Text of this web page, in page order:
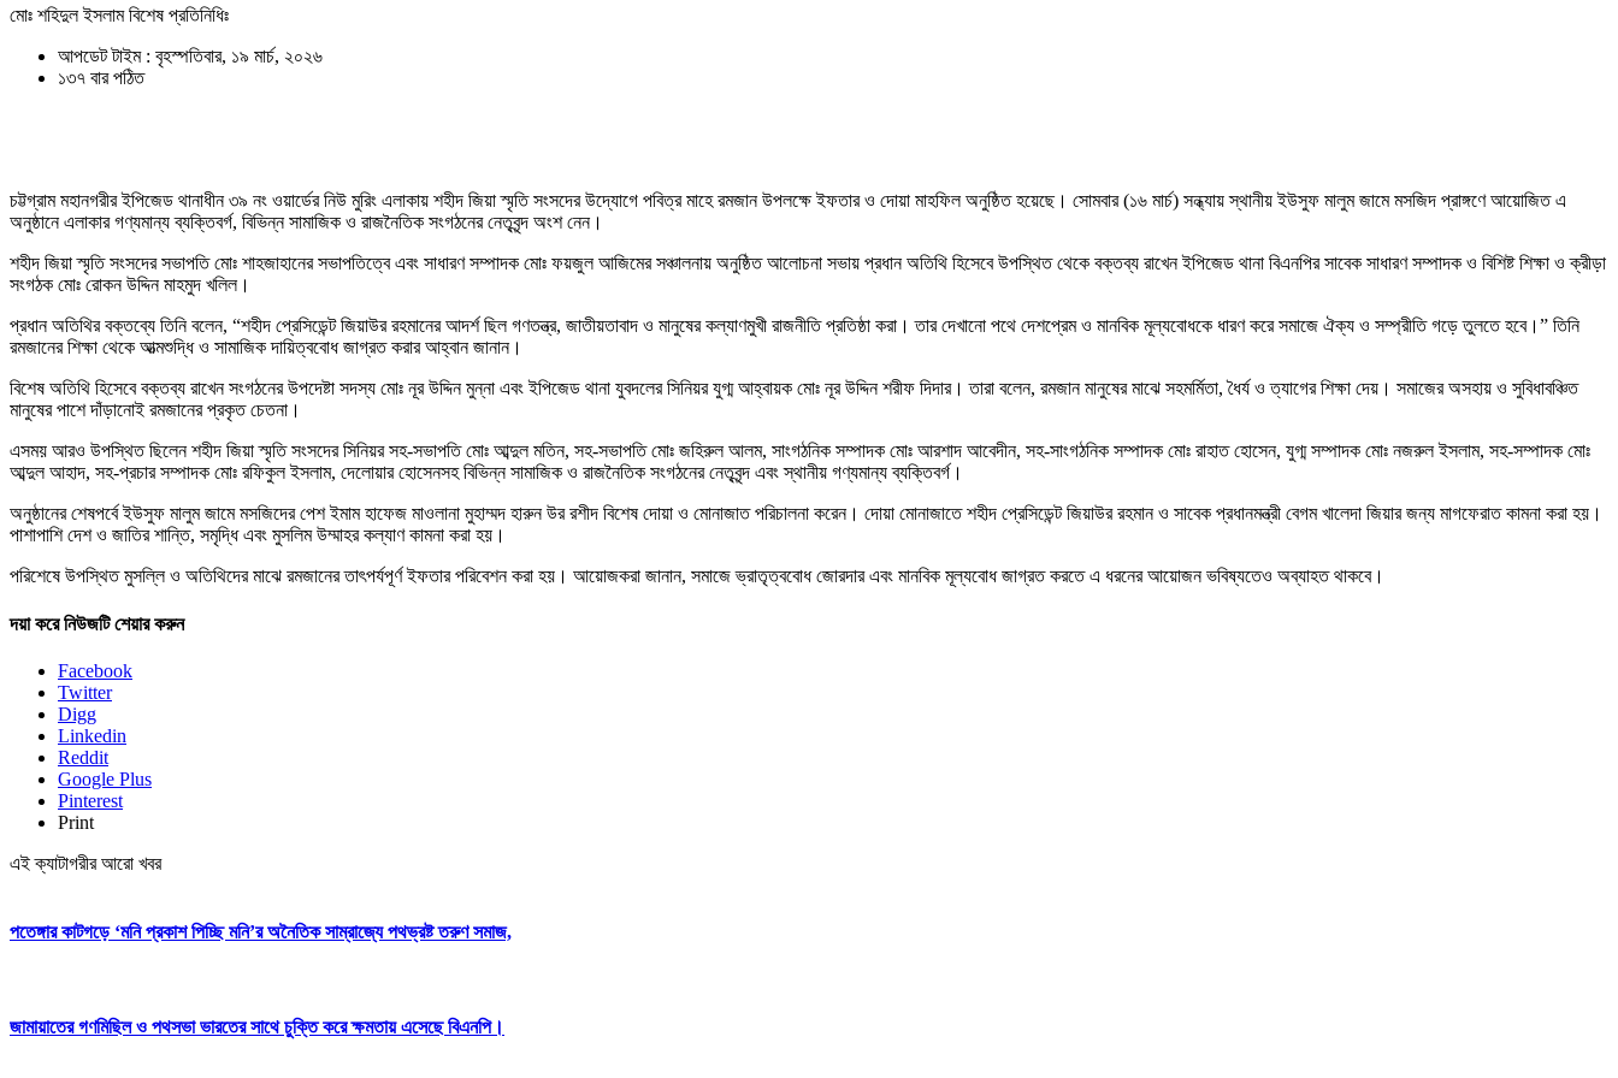
মোঃ শহিদুল ইসলাম বিশেষ প্রতিনিধিঃ
আপডেট টাইম : বৃহস্পতিবার, ১৯ মার্চ, ২০২৬
১৩৭ বার পঠিত
চট্টগ্রাম মহানগরীর ইপিজেড থানাধীন ৩৯ নং ওয়ার্ডের নিউ মুরিং এলাকায় শহীদ জিয়া স্মৃতি সংসদের উদ্যোগে পবিত্র মাহে রমজান উপলক্ষে ইফতার ও দোয়া মাহফিল অনুষ্ঠিত হয়েছে। সোমবার (১৬ মার্চ) সন্ধ্যায় স্থানীয় ইউসুফ মালুম জামে মসজিদ প্রাঙ্গণে আয়োজিত এ
অনুষ্ঠানে এলাকার গণ্যমান্য ব্যক্তিবর্গ, বিভিন্ন সামাজিক ও রাজনৈতিক সংগঠনের নেতৃবৃন্দ অংশ নেন।
শহীদ জিয়া স্মৃতি সংসদের সভাপতি মোঃ শাহজাহানের সভাপতিত্বে এবং সাধারণ সম্পাদক মোঃ ফয়জুল আজিমের সঞ্চালনায় অনুষ্ঠিত আলোচনা সভায় প্রধান অতিথি হিসেবে উপস্থিত থেকে বক্তব্য রাখেন ইপিজেড থানা বিএনপির সাবেক সাধারণ সম্পাদক ও বিশিষ্ট শিক্ষা ও ক্রীড়া
সংগঠক মোঃ রোকন উদ্দিন মাহমুদ খলিল।
প্রধান অতিথির বক্তব্যে তিনি বলেন, “শহীদ প্রেসিডেন্ট জিয়াউর রহমানের আদর্শ ছিল গণতন্ত্র, জাতীয়তাবাদ ও মানুষের কল্যাণমুখী রাজনীতি প্রতিষ্ঠা করা। তার দেখানো পথে দেশপ্রেম ও মানবিক মূল্যবোধকে ধারণ করে সমাজে ঐক্য ও সম্প্রীতি গড়ে তুলতে হবে।” তিনি
রমজানের শিক্ষা থেকে আত্মশুদ্ধি ও সামাজিক দায়িত্ববোধ জাগ্রত করার আহ্বান জানান।
বিশেষ অতিথি হিসেবে বক্তব্য রাখেন সংগঠনের উপদেষ্টা সদস্য মোঃ নূর উদ্দিন মুন্না এবং ইপিজেড থানা যুবদলের সিনিয়র যুগ্ম আহ্বায়ক মোঃ নূর উদ্দিন শরীফ দিদার। তারা বলেন, রমজান মানুষের মাঝে সহমর্মিতা, ধৈর্য ও ত্যাগের শিক্ষা দেয়। সমাজের অসহায় ও সুবিধাবঞ্চিত
মানুষের পাশে দাঁড়ানোই রমজানের প্রকৃত চেতনা।
এসময় আরও উপস্থিত ছিলেন শহীদ জিয়া স্মৃতি সংসদের সিনিয়র সহ-সভাপতি মোঃ আব্দুল মতিন, সহ-সভাপতি মোঃ জহিরুল আলম, সাংগঠনিক সম্পাদক মোঃ আরশাদ আবেদীন, সহ-সাংগঠনিক সম্পাদক মোঃ রাহাত হোসেন, যুগ্ম সম্পাদক মোঃ নজরুল ইসলাম, সহ-সম্পাদক মোঃ
আব্দুল আহাদ, সহ-প্রচার সম্পাদক মোঃ রফিকুল ইসলাম, দেলোয়ার হোসেনসহ বিভিন্ন সামাজিক ও রাজনৈতিক সংগঠনের নেতৃবৃন্দ এবং স্থানীয় গণ্যমান্য ব্যক্তিবর্গ।
অনুষ্ঠানের শেষপর্বে ইউসুফ মালুম জামে মসজিদের পেশ ইমাম হাফেজ মাওলানা মুহাম্মদ হারুন উর রশীদ বিশেষ দোয়া ও মোনাজাত পরিচালনা করেন। দোয়া মোনাজাতে শহীদ প্রেসিডেন্ট জিয়াউর রহমান ও সাবেক প্রধানমন্ত্রী বেগম খালেদা জিয়ার জন্য মাগফেরাত কামনা করা হয়।
পাশাপাশি দেশ ও জাতির শান্তি, সমৃদ্ধি এবং মুসলিম উম্মাহর কল্যাণ কামনা করা হয়।
পরিশেষে উপস্থিত মুসল্লি ও অতিথিদের মাঝে রমজানের তাৎপর্যপূর্ণ ইফতার পরিবেশন করা হয়। আয়োজকরা জানান, সমাজে ভ্রাতৃত্ববোধ জোরদার এবং মানবিক মূল্যবোধ জাগ্রত করতে এ ধরনের আয়োজন ভবিষ্যতেও অব্যাহত থাকবে।
দয়া করে নিউজটি শেয়ার করুন
Facebook
Twitter
Digg
Linkedin
Reddit
Google Plus
Pinterest
Print
এই ক্যাটাগরীর আরো খবর
পতেঙ্গার কাটগড়ে ‘মনি প্রকাশ পিচ্ছি মনি’র অনৈতিক সাম্রাজ্যে পথভ্রষ্ট তরুণ সমাজ,
জামায়াতের গণমিছিল ও পথসভা ভারতের সাথে চুক্তি করে ক্ষমতায় এসেছে বিএনপি।